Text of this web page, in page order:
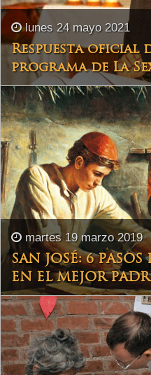
lunes 24 mayo 2021
Respuesta oficial
programa de La
martes 19 marzo 2019
SAN JOSÉ: 6
EN EL MEJOR